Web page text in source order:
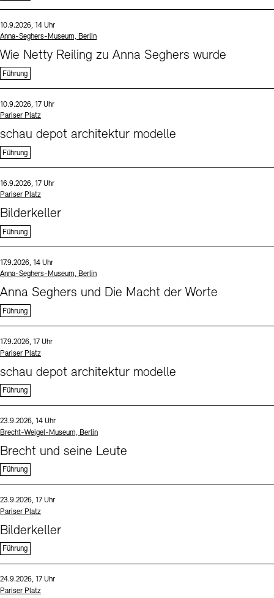
Datum und Uhrzeit:
10.9.2026, 14 Uhr
Standort
Anna-Seghers-Museum, Berlin
Wie Netty Reiling zu Anna Seghers wurde
Führung
Datum und Uhrzeit:
10.9.2026, 17 Uhr
Standort
Pariser Platz
schau depot architektur modelle
Führung
Datum und Uhrzeit:
16.9.2026, 17 Uhr
Standort
Pariser Platz
Bilderkeller
Führung
Datum und Uhrzeit:
17.9.2026, 14 Uhr
Standort
Anna-Seghers-Museum, Berlin
Anna Seghers und Die Macht der Worte
Führung
Datum und Uhrzeit:
17.9.2026, 17 Uhr
Standort
Pariser Platz
schau depot architektur modelle
Führung
Datum und Uhrzeit:
23.9.2026, 14 Uhr
Standort
Brecht-Weigel-Museum, Berlin
Brecht und seine Leute
Führung
Datum und Uhrzeit:
23.9.2026, 17 Uhr
Standort
Pariser Platz
Bilderkeller
Führung
Datum und Uhrzeit:
24.9.2026, 17 Uhr
Standort
Pariser Platz